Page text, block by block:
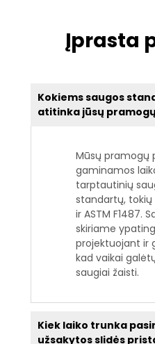
Įprasta
Kokiems saugos
atitinka jūsų
Mūsų pramogų
gaminamos
tarptautinių
standartų, tokių
ir ASTM F1487.
skiriame
projektuojant ir
kad vaikai
saugiai žaisti.
Kiek laiko trunka
užsakytos slidės